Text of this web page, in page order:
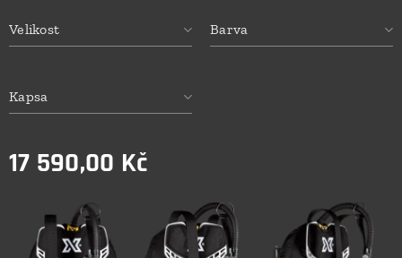
Velikost Barva
Kapsa
17 590,00 Kč